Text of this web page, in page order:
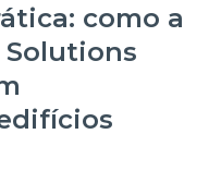
como a
Solutions